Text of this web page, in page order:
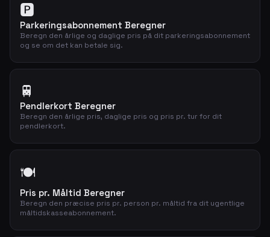
🅿️
Parkeringsabonnement Beregner
Beregn den årlige og daglige pris på dit parkeringsabonnement
og se om det kan betale sig.
🚆
Pendlerkort Beregner
Beregn den årlige pris, daglige pris og pris pr. tur for dit
pendlerkort.
🍽️
Pris pr. Måltid Beregner
Beregn den præcise pris pr. person pr. måltid fra dit ugentlige
måltidskasseabonnement.